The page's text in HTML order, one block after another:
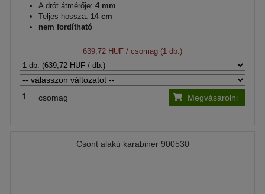
A drót átmérője: 4 mm
Teljes hossza: 14 cm
nem fordítható
639,72 HUF / csomag (1 db.)
csomag Megvásárolni
Csont alakú karabiner 900530